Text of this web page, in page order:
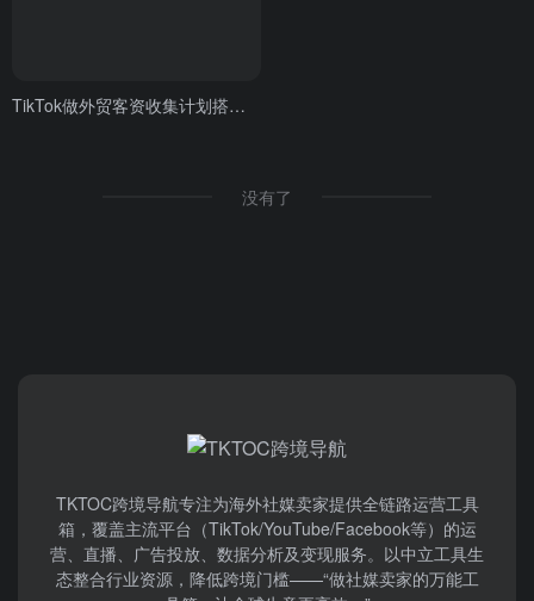
TikTok做外贸客资收集计划搭建全流程
没有了
TKTOC跨境导航​专注为海外社媒卖家提供全链路运营工具
箱，覆盖主流平台（TikTok/YouTube/Facebook等）​的运
营、直播、广告投放、数据分析及变现服务。以中立工具生
态整合行业资源，降低跨境门槛——“做社媒卖家的万能工